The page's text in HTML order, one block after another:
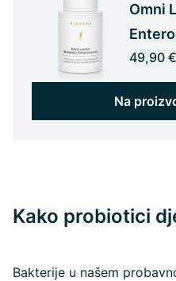
Omni
49,90 €
Na
Kako probiotici
Bakterije u našem